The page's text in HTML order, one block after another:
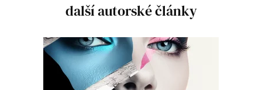
další autorské články